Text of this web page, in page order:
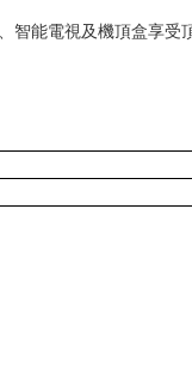
智能電視及機頂盒享受